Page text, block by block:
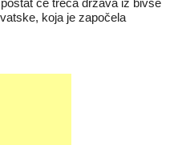
će treća država iz bivše
koja je započela